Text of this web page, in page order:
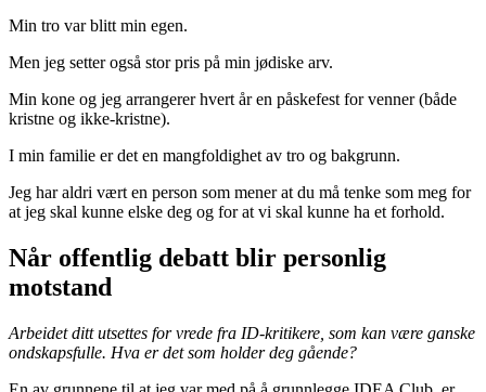
Min tro var blitt min egen.
Men jeg setter også stor pris på min jødiske arv.
Min kone og jeg arrangerer hvert år en påskefest for venner (både
kristne og ikke-kristne).
I min familie er det en mangfoldighet av tro og bakgrunn.
Jeg har aldri vært en person som mener at du må tenke som meg for
at jeg skal kunne elske deg og for at vi skal kunne ha et forhold.
Når offentlig debatt blir personlig
motstand
Arbeidet ditt utsettes for vrede fra ID-kritikere, som kan være ganske
ondskapsfulle. Hva er det som holder deg gående?